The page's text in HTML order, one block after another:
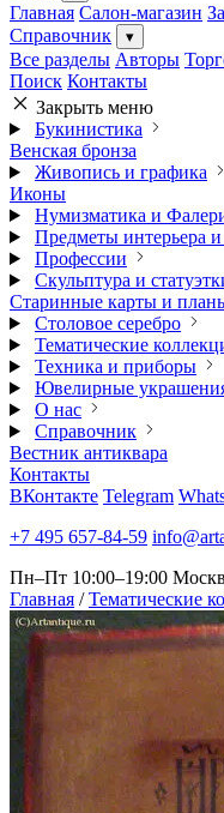
Главная Салон-магазин
Справочник
▾
Все разделы Авторы
Поиск Контакты
Закрыть меню
Букинистика
Венская бронза
Живопись и графика
Иконы
Нумизматика и
Предметы интерьера и
Профессии
Скульптура и
Старинные карты и
Столовое серебро
Тематические
Техника и приборы
Ювелирные
О нас
Справочник
Вестник антиквара
Контакты
ВКонтакте Telegram
+7 495 657-84-59
Пн–Пт 10:00–19:00
Главная / Тематические